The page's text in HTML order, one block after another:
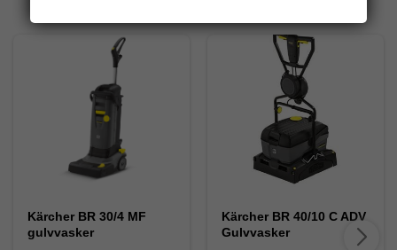
Kärcher BR 30/4 MF
gulvvasker
Kärcher BR 40/10 C ADV
Gulvvasker